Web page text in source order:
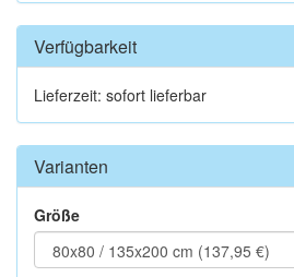
Verfügbarkeit
Lieferzeit: sofort lieferbar
Varianten
Größe